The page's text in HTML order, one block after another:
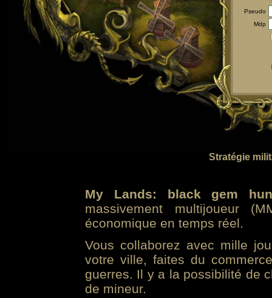
Pseudo
Mdp
Stratégie
My Lands: black gem
massivement multijoueur
économique en temps réel.
Vous collaborez avec mille
votre ville, faites du
guerres. Il y a la possibilité de
de mineur.